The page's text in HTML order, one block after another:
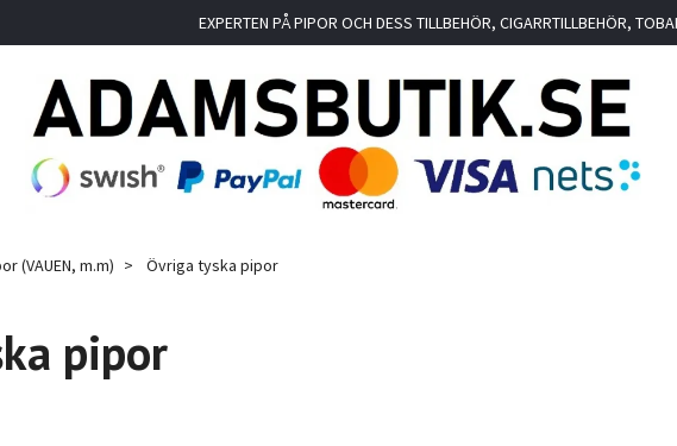
EXPERTEN PÅ PIPOR OCH DESS TILLBEHÖR, CIGARRTILLBEHÖR,
(VAUEN, m.m) Övriga tyska pipor
pipor